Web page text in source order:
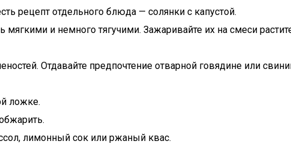
рецепт отдельного блюда — солянки с капустой.
и немного тягучими. Зажаривайте их на смеси
Отдавайте предпочтение отварной говядине или
ложке.
лимонный сок или ржаный квас.